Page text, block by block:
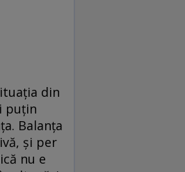
din
puţin
Balanţa
şi per
nu e